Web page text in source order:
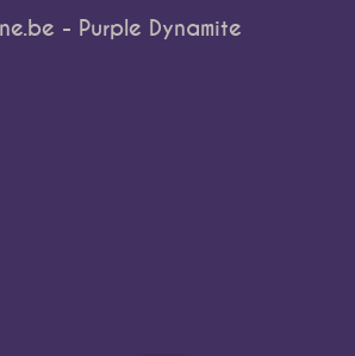
- Purple Dynamite